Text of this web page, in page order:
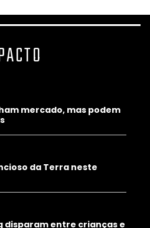
mercado, mas podem
da Terra neste
disparam entre crianças e